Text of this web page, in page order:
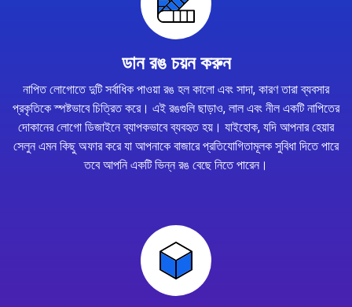
ডান রঙ চয়ন করুন
নাপিত লোগোতে দুটি সর্বাধিক পাওয়া রঙ হল কালো এবং সাদা, কারণ তারা ব্যবসার
প্রকৃতিকে স্পষ্টভাবে চিত্রিত করে। এই রঙগুলি ছাড়াও, লাল এবং নীল একটি নাপিতের
দোকানের লোগো ডিজাইনে ব্যাপকভাবে ব্যবহৃত হয়। যাইহোক, যদি আপনার হেয়ার
সেলুন এমন কিছু অফার করে যা আপনাকে বাজারে প্রতিযোগিতামূলক সুবিধা দিতে পারে
তবে আপনি একটি ভিন্ন রঙ বেছে নিতে পারেন।